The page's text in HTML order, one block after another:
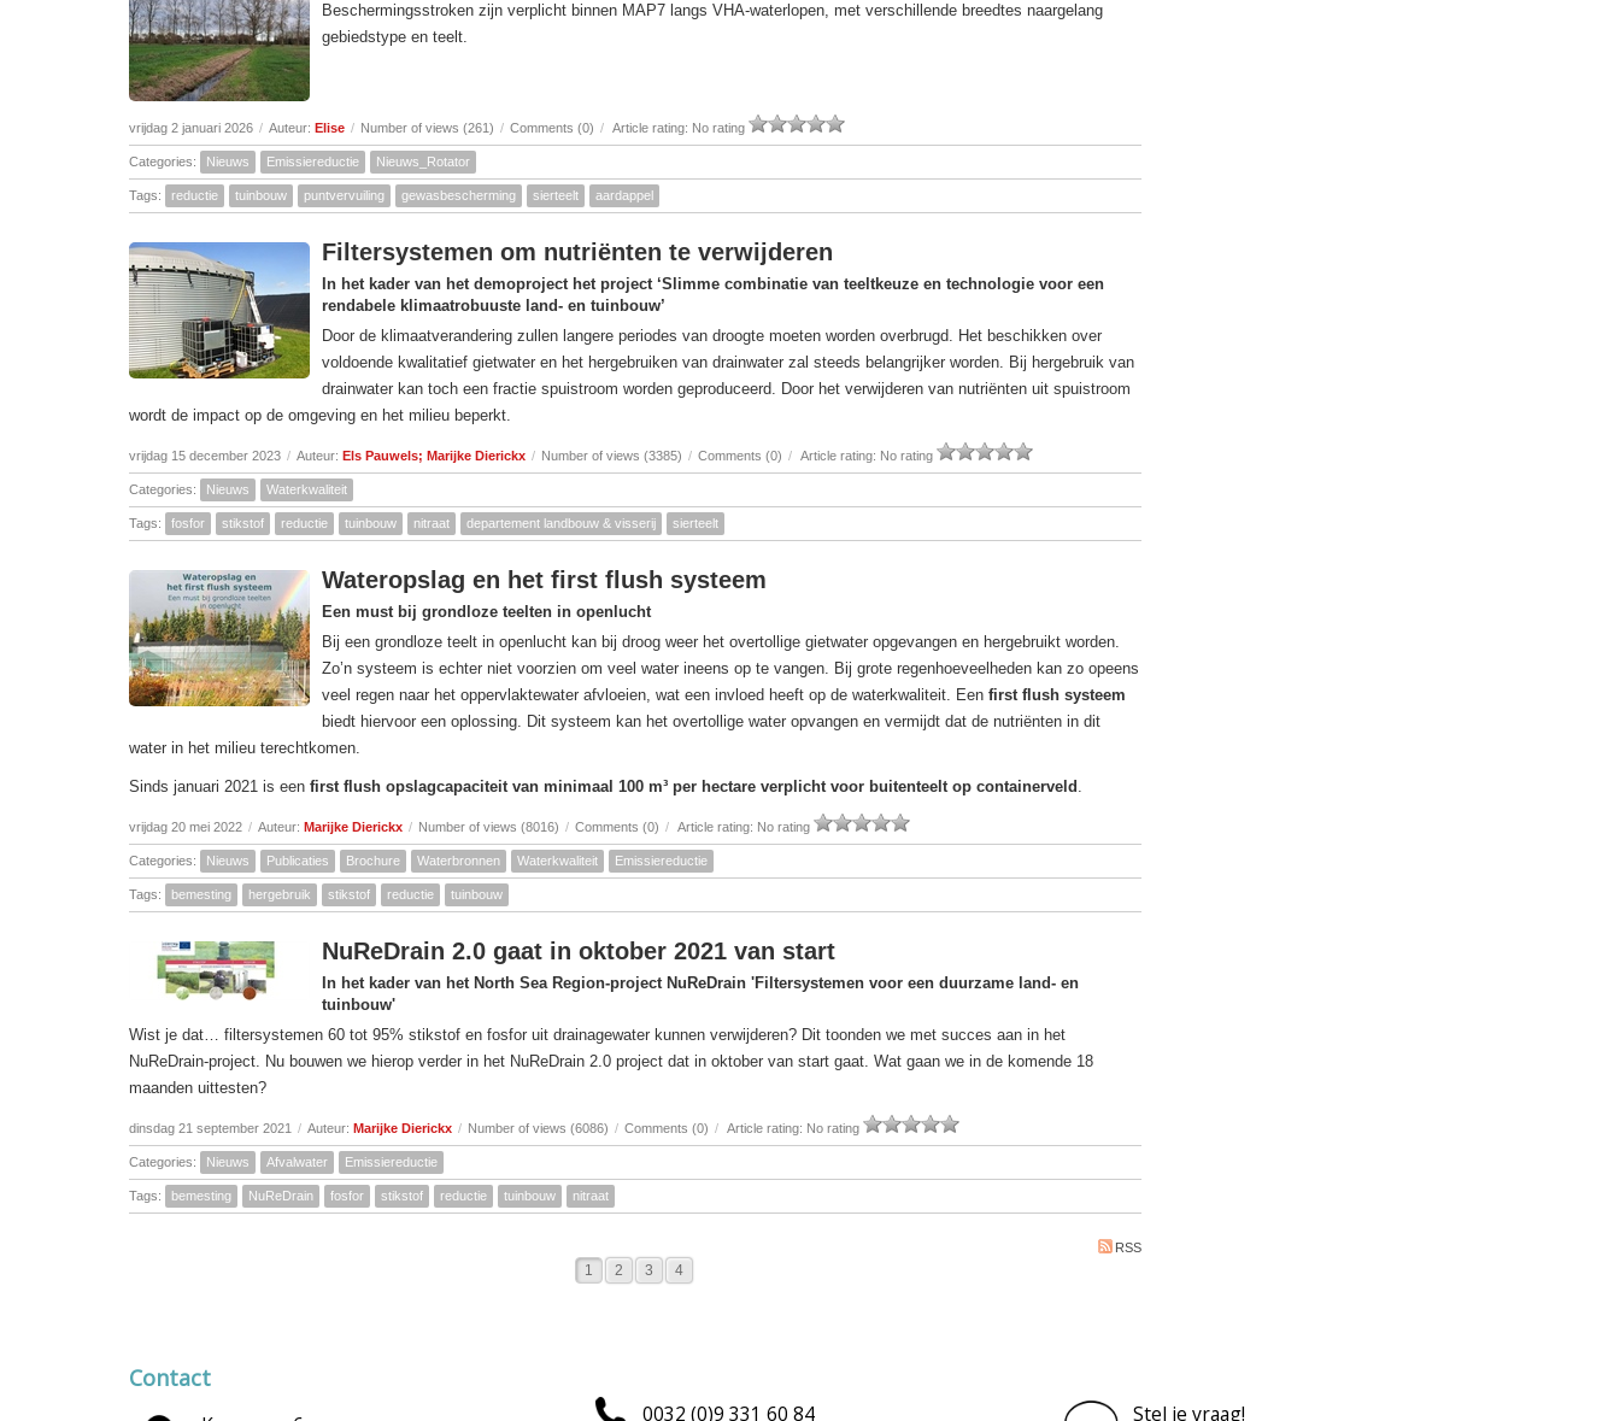
Beschermingsstroken zijn verplicht binnen MAP7 langs VHA‑waterlopen, met verschillende breedtes naargelang
gebiedstype en teelt.
vrijdag 2 januari 2026 / Auteur: Elise / Number of views (261) / Comments (0) / Article rating: No rating
Categories: Nieuws Emissiereductie Nieuws_Rotator
Tags: reductie tuinbouw puntvervuiling gewasbescherming sierteelt aardappel
Filtersystemen om nutriënten te verwijderen
In het kader van het demoproject het project ‘Slimme combinatie van teeltkeuze en technologie voor een
rendabele klimaatrobuuste land- en tuinbouw’
Door de klimaatverandering zullen langere periodes van droogte moeten worden overbrugd. Het beschikken over
voldoende kwalitatief gietwater en het hergebruiken van drainwater zal steeds belangrijker worden. Bij hergebruik van
drainwater kan toch een fractie spuistroom worden geproduceerd. Door het verwijderen van nutriënten uit spuistroom
wordt de impact op de omgeving en het milieu beperkt.
vrijdag 15 december 2023 / Auteur: Els Pauwels; Marijke Dierickx / Number of views (3385) / Comments (0) / Article rating: No rating
Categories: Nieuws Waterkwaliteit
Tags: fosfor stikstof reductie tuinbouw nitraat departement landbouw & visserij sierteelt
Wateropslag en het first flush systeem
Een must bij grondloze teelten in openlucht
Bij een grondloze teelt in openlucht kan bij droog weer het overtollige gietwater opgevangen en hergebruikt worden.
Zo’n systeem is echter niet voorzien om veel water ineens op te vangen. Bij grote regenhoeveelheden kan zo opeens
veel regen naar het oppervlaktewater afvloeien, wat een invloed heeft op de waterkwaliteit. Een first flush systeem
biedt hiervoor een oplossing. Dit systeem kan het overtollige water opvangen en vermijdt dat de nutriënten in dit
water in het milieu terechtkomen.
Sinds januari 2021 is een first flush opslagcapaciteit van minimaal 100 m³ per hectare verplicht voor buitenteelt op containerveld .
vrijdag 20 mei 2022 / Auteur: Marijke Dierickx / Number of views (8016) / Comments (0) / Article rating: No rating
Categories: Nieuws Publicaties Brochure Waterbronnen Waterkwaliteit Emissiereductie
Tags: bemesting hergebruik stikstof reductie tuinbouw
NuReDrain 2.0 gaat in oktober 2021 van start
In het kader van het North Sea Region-project NuReDrain 'Filtersystemen voor een duurzame land- en
tuinbouw'
Wist je dat… filtersystemen 60 tot 95% stikstof en fosfor uit drainagewater kunnen verwijderen? Dit toonden we met succes aan in het
NuReDrain-project. Nu bouwen we hierop verder in het NuReDrain 2.0 project dat in oktober van start gaat. Wat gaan we in de komende 18
maanden uittesten?
dinsdag 21 september 2021 / Auteur: Marijke Dierickx / Number of views (6086) / Comments (0) / Article rating: No rating
Categories: Nieuws Afvalwater Emissiereductie
Tags: bemesting NuReDrain fosfor stikstof reductie tuinbouw nitraat
RSS
1 2 3 4
Contact
0032 (0)9 331 60 84 Stel je vraag!